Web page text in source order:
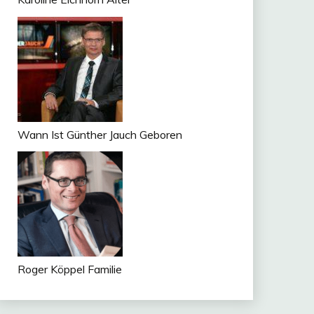
Wann Ist Günther Jauch Geboren
Roger Köppel Familie